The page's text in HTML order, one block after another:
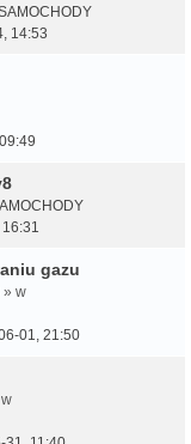
14:53
gazu
» w
01, 21:50